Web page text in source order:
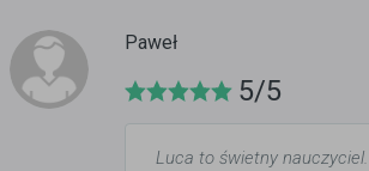
Paweł
5/5
Luca to świetny